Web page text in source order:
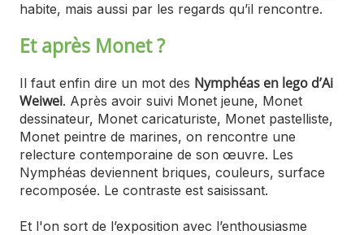
habite, mais aussi par les regards qu’il rencontre.
Et après Monet ?
Il faut enfin dire un mot des Nymphéas en lego d’Ai
Weiwei. Après avoir suivi Monet jeune, Monet
dessinateur, Monet caricaturiste, Monet pastelliste,
Monet peintre de marines, on rencontre une
relecture contemporaine de son œuvre. Les
Nymphéas deviennent briques, couleurs, surface
recomposée. Le contraste est saisissant.
Et l'on sort de l’exposition avec l’enthousiasme